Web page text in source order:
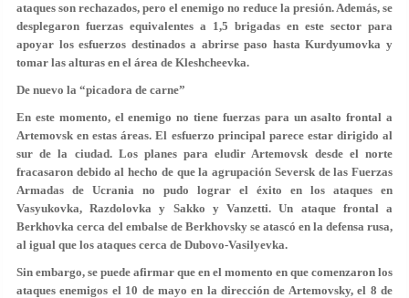
ataques son rechazados, pero el enemigo no reduce la presión. Además, se
desplegaron fuerzas equivalentes a 1,5 brigadas en este sector para
apoyar los esfuerzos destinados a abrirse paso hasta Kurdyumovka y
tomar las alturas en el área de Kleshcheevka.
De nuevo la “picadora de carne”
En este momento, el enemigo no tiene fuerzas para un asalto frontal a
Artemovsk en estas áreas. El esfuerzo principal parece estar dirigido al
sur de la ciudad. Los planes para eludir Artemovsk desde el norte
fracasaron debido al hecho de que la agrupación Seversk de las Fuerzas
Armadas de Ucrania no pudo lograr el éxito en los ataques en
Vasyukovka, Razdolovka y Sakko y Vanzetti. Un ataque frontal a
Berkhovka cerca del embalse de Berkhovsky se atascó en la defensa rusa,
al igual que los ataques cerca de Dubovo-Vasilyevka.
Sin embargo, se puede afirmar que en el momento en que comenzaron los
ataques enemigos el 10 de mayo en la dirección de Artemovsky, el 8 de